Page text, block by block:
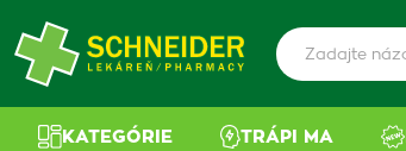
KATEGÓRIE TRÁPI MA